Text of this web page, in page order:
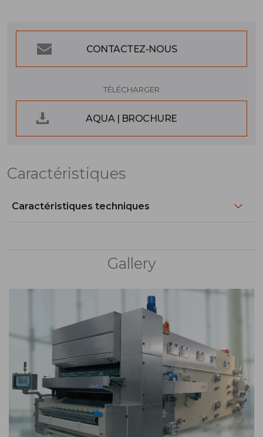
CONTACTEZ-NOUS
TÉLÉCHARGER
AQUA | BROCHURE
Caractéristiques
Caractéristiques techniques
Gallery